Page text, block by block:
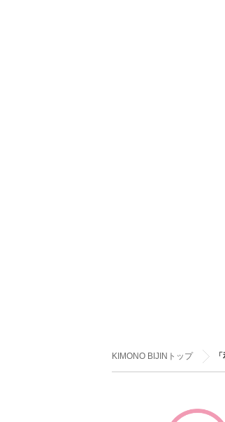
KIMONO BIJINトップ